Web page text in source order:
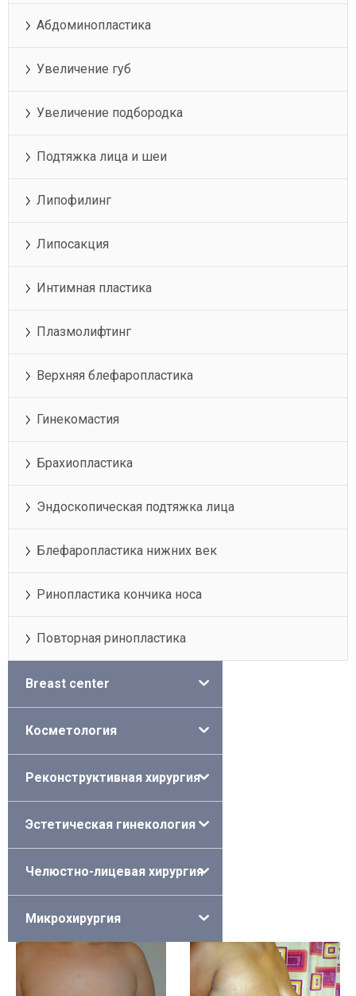
Абдоминопластика
Увеличение губ
Увеличение подбородка
Подтяжка лица и шеи
Липофилинг
Липосакция
Интимная пластика
Плазмолифтинг
Верхняя блефаропластика
Гинекомастия
Брахиопластика
Эндоскопическая подтяжка лица
Блефаропластика нижних век
Ринопластика кончика носа
Повторная ринопластика
Breast center
Косметология
Реконструктивная хирургия
Эстетическая гинекология
Челюстно-лицевая хирургия
Микрохирургия